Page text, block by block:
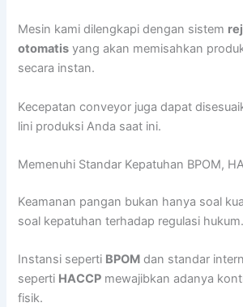
Mesin kami dilengkapi dengan sistem
otomatis yang akan memisahkan
secara instan.
Kecepatan conveyor juga dapat
lini produksi Anda saat ini.
Memenuhi Standar Kepatuhan BPOM,
Keamanan pangan bukan hanya soal
soal kepatuhan terhadap regulasi hukum.
Instansi seperti BPOM dan standar
seperti HACCP mewajibkan adanya
fisik.